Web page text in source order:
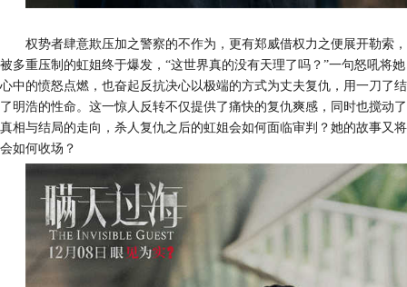
权势者肆意欺压加之警察的不作为，更有郑威借权力之便展开勒索 ，
被多重压制 的虹姐终于爆发 ， “这世界真的没有天理了吗？”一句怒吼将她
心中的愤怒点燃， 也奋起反抗决心以极端的方式为丈夫复仇， 用一刀 了结
了明浩的性命。这一惊人反转不仅提供了痛快的复仇爽感 ， 同时也搅动了
真相与结局的走向，杀人复仇之后的虹姐会如何面临审判？她的故事又将
会如何收场？